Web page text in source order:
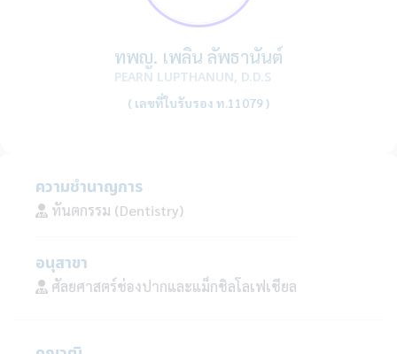
ทพญ. เพลิน ลัพธานันต์
PEARN LUPTHANUN, D.D.S
( เลขที่ใบรับรอง ท.11079 )
ความชำนาญการ
ทันตกรรม (Dentistry)
อนุสาขา
ศัลยศาสตร์ช่องปากและแม็กชิลโลเฟเชียล